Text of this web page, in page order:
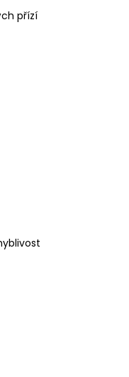
přízí